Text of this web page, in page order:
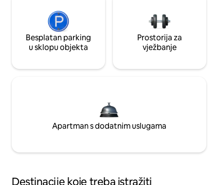
Besplatan parking
u sklopu objekta
Prostorija za
vježbanje
Apartman s dodatnim uslugama
Destinacije koje treba istražiti